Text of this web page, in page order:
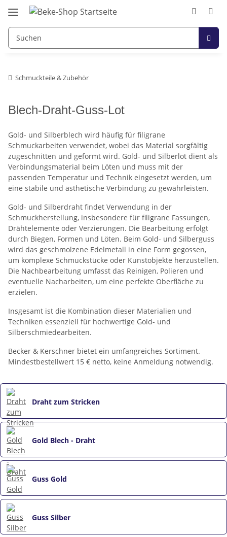
Schmuckteile & Zubehör
Blech-Draht-Guss-Lot
Gold- und Silberblech wird häufig für filigrane
Schmuckarbeiten verwendet, wobei das Material sorgfältig
zugeschnitten und geformt wird. Gold- und Silberlot dient als
Verbindungsmaterial beim Löten und muss mit der
passenden Temperatur und Technik eingesetzt werden, um
eine stabile und ästhetische Verbindung zu gewährleisten.
Gold- und Silberdraht findet Verwendung in der
Schmuckherstellung, insbesondere für filigrane Fassungen,
Drähtelemente oder Verzierungen. Die Bearbeitung erfolgt
durch Biegen, Formen und Löten. Beim Gold- und Silberguss
wird das geschmolzene Edelmetall in eine Form gegossen,
um komplexe Schmuckstücke oder Kunstobjekte herzustellen.
Die Nachbearbeitung umfasst das Reinigen, Polieren und
eventuelle Nacharbeiten, um eine perfekte Oberfläche zu
erzielen.
Insgesamt ist die Kombination dieser Materialien und
Techniken essenziell für hochwertige Gold- und
Silberschmiedearbeiten.
Becker & Kerschner bietet ein umfangreiches Sortiment.
Mindestbestellwert 15 € netto, keine Anmeldung notwendig.
Draht zum Stricken
Gold Blech - Draht
Guss Gold
Guss Silber